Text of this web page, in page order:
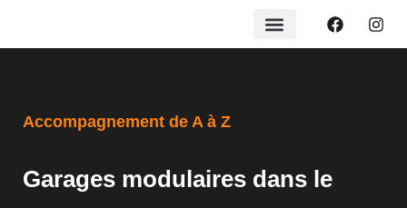
Accompagnement de A à Z
Garages modulaires dans le